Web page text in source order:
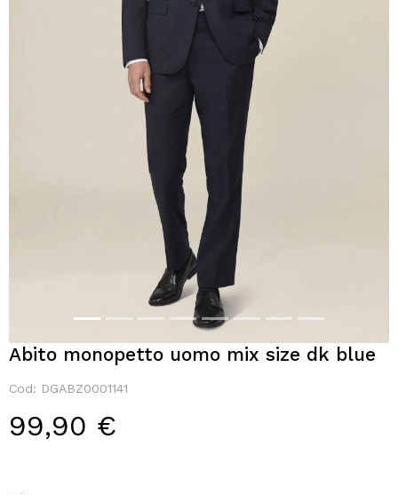
Abito monopetto uomo mix size dk blue
Cod: DGABZ0001141
99,90 €